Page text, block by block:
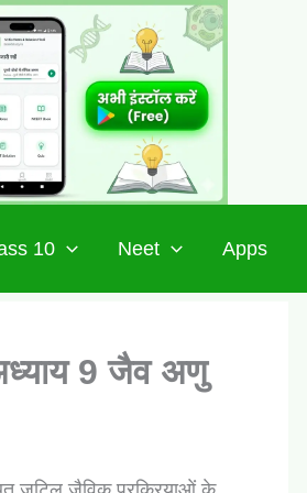
10 Neet Apps
9 जैव अणु